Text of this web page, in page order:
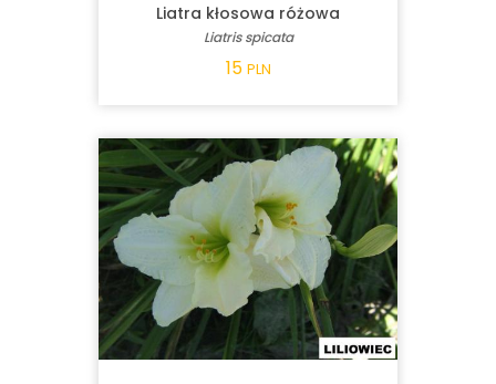
Liatra kłosowa różowa
Liatris spicata
15 PLN